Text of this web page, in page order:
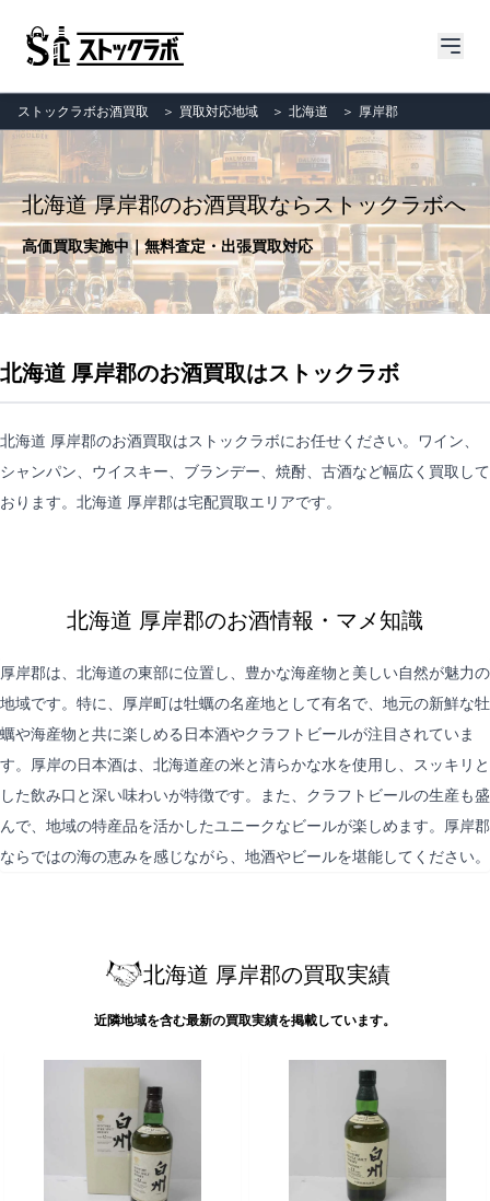
ストックラボお酒買取 ＞ 買取対応地域 ＞ 北海道 ＞ 厚岸郡
北海道 厚岸郡のお酒買取ならストックラボへ
高価買取実施中｜無料査定・出張買取対応
北海道 厚岸郡のお酒買取はストックラボ
北海道 厚岸郡のお酒買取はストックラボにお任せください。ワイン、
シャンパン、ウイスキー、ブランデー、焼酎、古酒など幅広く買取して
おります。北海道 厚岸郡は宅配買取エリアです。
北海道 厚岸郡のお酒情報・マメ知識
厚岸郡は、北海道の東部に位置し、豊かな海産物と美しい自然が魅力の
地域です。特に、厚岸町は牡蠣の名産地として有名で、地元の新鮮な牡
蠣や海産物と共に楽しめる日本酒やクラフトビールが注目されていま
す。厚岸の日本酒は、北海道産の米と清らかな水を使用し、スッキリと
した飲み口と深い味わいが特徴です。また、クラフトビールの生産も盛
んで、地域の特産品を活かしたユニークなビールが楽しめます。厚岸郡
ならではの海の恵みを感じながら、地酒やビールを堪能してください。
北海道 厚岸郡の買取実績
近隣地域を含む最新の買取実績を掲載しています。